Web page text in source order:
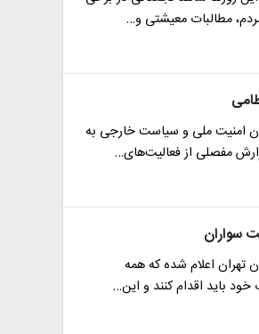
مطالبات معیشتی و…
امنیت ملی و سیاست خارجی به
مفصلی از فعالیت‌های…
سواران
تهران اعلام شده که همه
باید اقدام کنند و این…